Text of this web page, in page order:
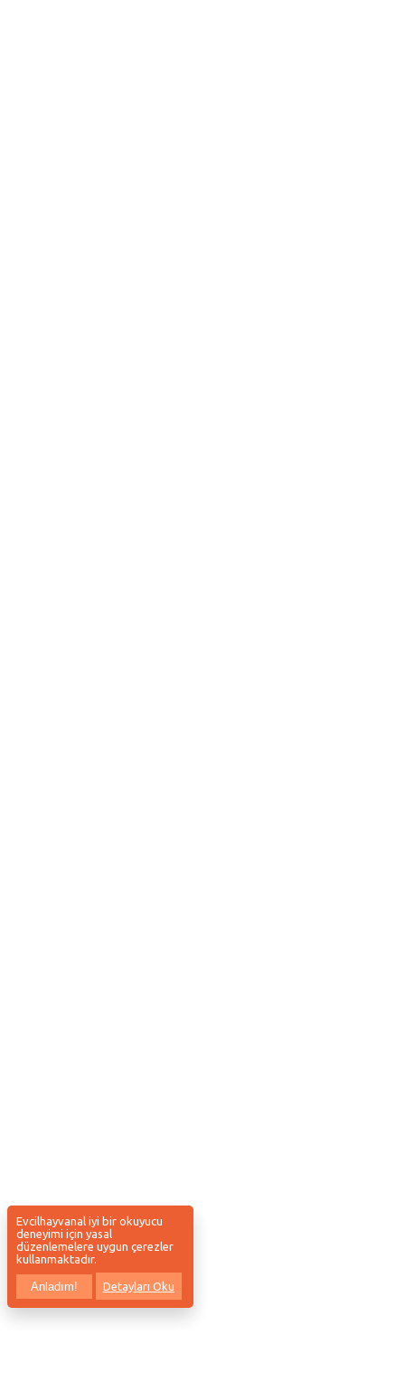
Evcilhayvanal iyi bir okuyucu
deneyimi için yasal
düzenlemelere uygun çerezler
kullanmaktadır.
Anladım! Detayları Oku